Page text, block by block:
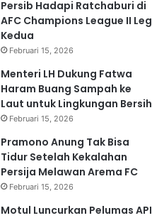
Persib Hadapi Ratchaburi di
AFC Champions League II Leg
Kedua
Februari 15, 2026
Menteri LH Dukung Fatwa
Haram Buang Sampah ke
Laut untuk Lingkungan Bersih
Februari 15, 2026
Pramono Anung Tak Bisa
Tidur Setelah Kekalahan
Persija Melawan Arema FC
Februari 15, 2026
Motul Luncurkan Pelumas API